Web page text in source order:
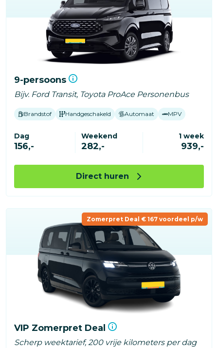
9-persoons
Bijv. Ford Transit, Toyota ProAce Personenbus
Brandstof Handgeschakeld Automaat MPV
Dag
156,-
Weekend
282,-
1 week
939,-
Direct huren
Zomerpret Deal € 167 voordeel p/w
VIP Zomerpret Deal
Scherp weektarief, 200 vrije kilometers per dag